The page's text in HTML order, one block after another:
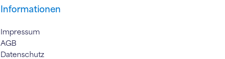
Informationen
Impressum
AGB
Datenschutz